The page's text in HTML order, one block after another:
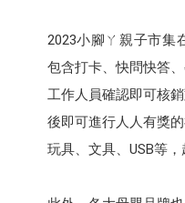
2023小腳ㄚ親子市集
包含打卡、快問快答
工作人員確認即可核
後即可進行人人有獎
玩具、文具、USB等，